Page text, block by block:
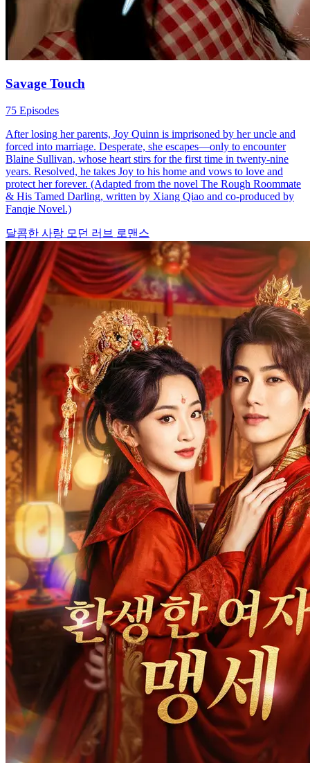
Savage Touch
75 Episodes
After losing her parents, Joy Quinn is imprisoned by her uncle and
forced into marriage. Desperate, she escapes—only to encounter
Blaine Sullivan, whose heart stirs for the first time in twenty-nine
years. Resolved, he takes Joy to his home and vows to love and
protect her forever. (Adapted from the novel The Rough Roommate
& His Tamed Darling, written by Xiang Qiao and co-produced by
Fanqie Novel.)
달콤한 사랑 모던 러브 로맨스